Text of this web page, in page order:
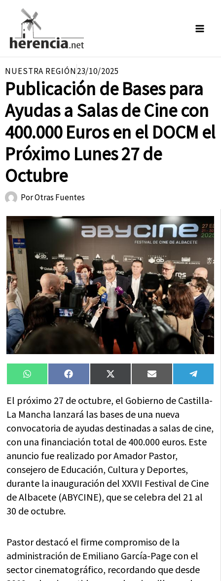
contenido
NUESTRA REGIÓN23/10/2025
Publicación de Bases para
Ayudas a Salas de Cine con
400.000 Euros en el DOCM el
Próximo Lunes 27 de
Octubre
PorOtras Fuentes
Compartir
en
WhatsAppCompartir
en
FacebookCompartir
en
X
(Twitter)
Compartir
en
Email
en
El próximo 27 de octubre, el Gobierno de Castilla-
La Mancha lanzará las bases de una nueva
convocatoria de ayudas destinadas a salas de cine,
con una financiación total de 400.000 euros. Este
anuncio fue realizado por Amador Pastor,
consejero de Educación, Cultura y Deportes,
durante la inauguración del XXVII Festival de Cine
de Albacete (ABYCINE), que se celebra del 21 al
30 de octubre.
Pastor destacó el firme compromiso de la
administración de Emiliano García-Page con el
sector cinematográfico, recordando que desde